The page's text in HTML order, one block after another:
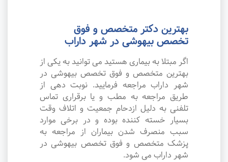
بهترین دکتر متخصص و فوق
تخصص بیهوشی در شهر داراب
اگر مبتلا به بیماری هستید می توانید به یکی از
بهترین متخصص و فوق تخصص بیهوشی در
شهر داراب مراجعه فرمایید. نوبت دهی از
طریق مراجعه به مطب و یا برقراری تماس
تلفنی به دلیل ازدحام جمعیت و اتلاف وقت
بسیار خسته کننده بوده و در برخی موارد
سبب منصرف شدن بیماران از مراجعه به
پزشک متخصص و فوق تخصص بیهوشی در
شهر داراب می شود.